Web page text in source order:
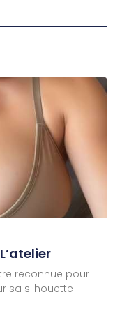
reconnue pour
sa silhouette